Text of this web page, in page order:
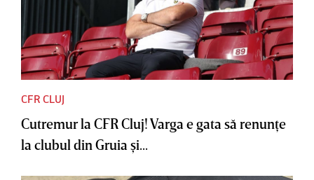
CFR CLUJ
Cutremur la CFR Cluj! Varga e gata să renunţe
la clubul din Gruia şi...